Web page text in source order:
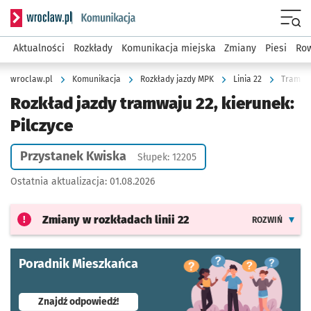
Serwis informacyjny wroclaw.pl podserwis: Komunikacja
Aktualności Rozkłady Komunikacja miejska Zmiany Piesi
wroclaw.pl Komunikacja Rozkłady jazdy MPK Linia 22
Rozkład jazdy tramwaju 22, kierunek:
Pilczyce
Przystanek Kwiska Słupek: 12205
Ostatnia aktualizacja: 01.08.2026
Zmiany w rozkładach linii 22 ROZWIŃ
Poradnik Mieszkańca
Znajdź odpowiedź!- otworzy się w nowej karcie